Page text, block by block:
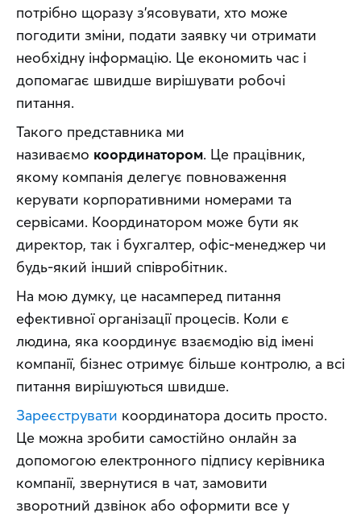
потрібно щоразу з’ясовувати, хто може
погодити зміни, подати заявку чи отримати
необхідну інформацію. Це економить час і
допомагає швидше вирішувати робочі
питання.
Такого представника ми
називаємо координатором. Це працівник,
якому компанія делегує повноваження
керувати корпоративними номерами та
сервісами. Координатором може бути як
директор, так і бухгалтер, офіс-менеджер чи
будь-який інший співробітник.
На мою думку, це насамперед питання
ефективної організації процесів. Коли є
людина, яка координує взаємодію від імені
компанії, бізнес отримує більше контролю, а всі
питання вирішуються швидше.
Зареєструвати координатора досить просто.
Це можна зробити самостійно онлайн за
допомогою електронного підпису керівника
компанії, звернутися в чат, замовити
зворотний дзвінок або оформити все у